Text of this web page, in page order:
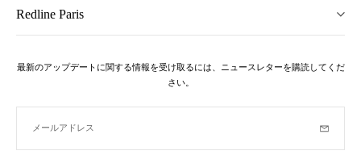
Redline Paris
最新のアップデートに関する情報を受け取るには、ニュースレターを購読してくだ
さい。
メールアドレス